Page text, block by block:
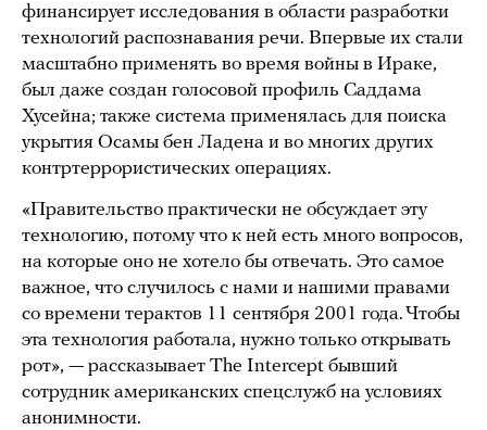
финансирует исследования в области разработки
технологий распознавания речи. Впервые их стали
масштабно применять во время войны в Ираке,
был даже создан голосовой профиль Саддама
Хусейна; также система применялась для поиска
укрытия Осамы бен Ладена и во многих других
контртеррористических операциях.
«Правительство практически не обсуждает эту
технологию, потому что к ней есть много вопросов,
на которые оно не хотело бы отвечать. Это самое
важное, что случилось с нами и нашими правами
со времени терактов 11 сентября 2001 года. Чтобы
эта технология работала, нужно только открывать
рот», — рассказывает The Intercept бывший
сотрудник американских спецслужб на условиях
анонимности.